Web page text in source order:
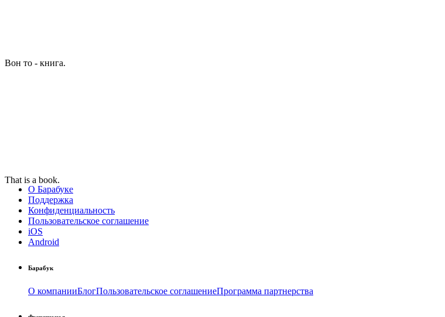
Вон то - книга.
That is a book.
О Барабуке
Поддержка
Конфиденциальность
Пользовательское соглашение
iOS
Android
Барабук
О компанииБлогПользовательское соглашениеПрограмма партнерства